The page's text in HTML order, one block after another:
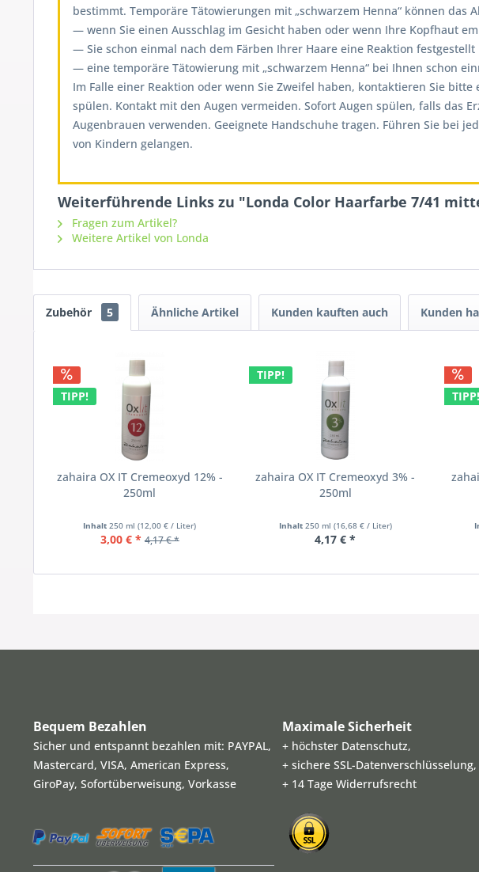
bestimmt. Temporäre Tätowierungen mit „schwarzem Henna“ können das
— wenn Sie einen Ausschlag im Gesicht haben oder wenn Ihre Kopfhaut
— Sie schon einmal nach dem Färben Ihrer Haare eine Reaktion festgestellt
— eine temporäre Tätowierung mit „schwarzem Henna“ bei Ihnen schon
Im Falle einer Reaktion oder wenn Sie Zweifel haben, kontaktieren Sie
spülen. Kontakt mit den Augen vermeiden. Sofort Augen spülen, falls das
Augenbrauen verwenden. Geeignete Handschuhe tragen. Führen Sie bei
von Kindern gelangen.
Weiterführende Links zu "Londa Color Haarfarbe 7/41
Fragen zum Artikel?
Weitere Artikel von Londa
Zubehör 5 Ähnliche Artikel Kunden kauften auch Kunden
TIPP!
zahaira OX IT Cremeoxyd 12% -
250ml
Inhalt250 ml(12,00 € / Liter)
3,00 € * 4,17 € *
TIPP!
zahaira OX IT Cremeoxyd 3% -
250ml
Inhalt 250 ml (16,68 € / Liter)
4,17 € *
TIPP!
Bequem Bezahlen
Sicher und entspannt bezahlen mit: PAYPAL,
Mastercard, VISA, American Express,
GiroPay, Sofortüberweisung, Vorkasse
Maximale Sicherheit
+ höchster Datenschutz,
+ sichere SSL-Datenverschlüsselung,
+ 14 Tage Widerrufsrecht